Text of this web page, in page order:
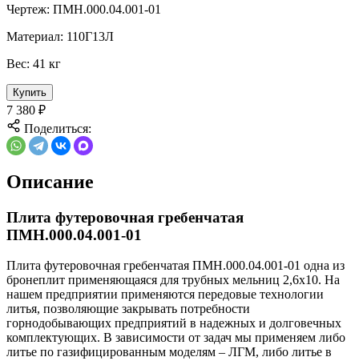
Чертеж: ПМН.000.04.001-01
Материал: 110Г13Л
Вес: 41 кг
Купить
7 380 ₽
Поделиться:
Описание
Плита футеровочная гребенчатая
ПМН.000.04.001-01
Плита футеровочная гребенчатая ПМН.000.04.001-01 одна из
бронеплит применяющаяся для трубных мельниц 2,6х10. На
нашем предприятии применяются передовые технологии
литья, позволяющие закрывать потребности
горнодобывающих предприятий в надежных и долговечных
комплектующих. В зависимости от задач мы применяем либо
литье по газифицированным моделям – ЛГМ, либо литье в